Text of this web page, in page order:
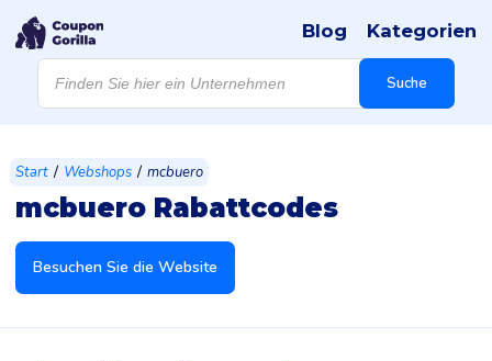
Products
search Suche
Blog Kategorien
Start / Webshops / mcbuero
mcbuero Rabattcodes
Besuchen Sie die Website